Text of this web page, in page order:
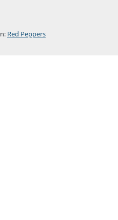
Red Peppers